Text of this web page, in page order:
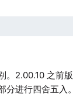
。2.00.10 之前版
分进行四舍五入。